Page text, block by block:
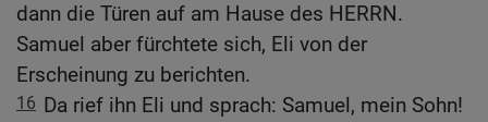
dann die Türen auf am Hause des HERRN.
Samuel aber fürchtete sich, Eli von der
Erscheinung zu berichten.
16 Da rief ihn Eli und sprach: Samuel, mein Sohn!